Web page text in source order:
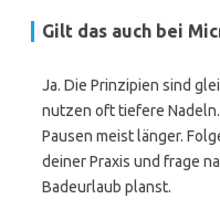
Gilt das auch bei
Ja. Die Prinzipien sind
nutzen oft tiefere
Pausen meist länger.
deiner Praxis und frage
Badeurlaub planst.